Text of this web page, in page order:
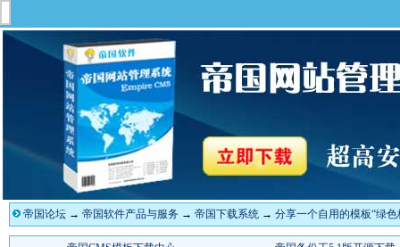
帝国论坛 → 帝国软件产品与服务 → 帝国下载系统 → 分享一个自用的模板“绿